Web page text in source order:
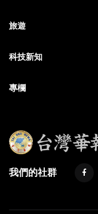
旅遊
科技新知
專欄
我們的社群